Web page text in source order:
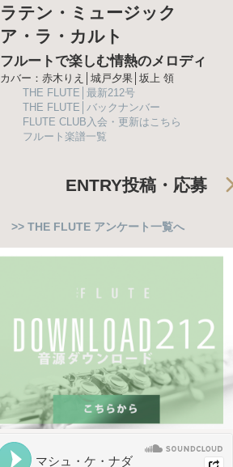
ラテン・ミュージック
ア・ラ・カルト
フルートで楽しむ情熱のメロディ
カバー：赤木りえ│城戸夕果│坂上 領
THE FLUTE│最新212号
THE FLUTE│バックナンバー
FLUTE CLUB入会・更新はこちら
フルート楽譜一覧
ENTRY投稿・応募
>> THE FLUTE アンケート一覧へ